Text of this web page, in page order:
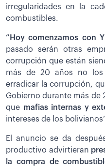
irregularidades en la
combustibles.
”Hoy comenzamos con
pasado serán otras
corrupción que están
más de 20 años no los
erradicar la corrupción,
Gobierno durante más de
que mafias internas y
intereses de los
El anuncio se da
productivo advirtieran
la compra de